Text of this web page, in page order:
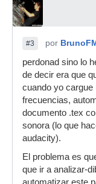
#3 por
perdonad sino lo
de decir era que
cuando yo cargue
frecuencias,
documento .tex
sonora (lo que
audacity).
El problema es
que ir a analizar-